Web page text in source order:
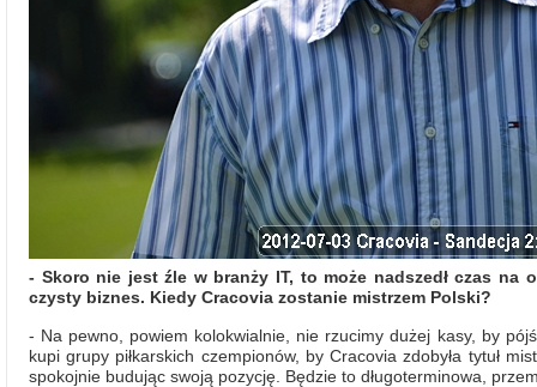
- Skoro nie jest źle w branży IT, to może nadszedł czas na
czysty biznes. Kiedy Cracovia zostanie mistrzem Polski?
- Na pewno, powiem kolokwialnie, nie rzucimy dużej kasy, by
kupi grupy piłkarskich czempionów, by Cracovia zdobyła tytuł
spokojnie budując swoją pozycję. Będzie to długoterminowa,